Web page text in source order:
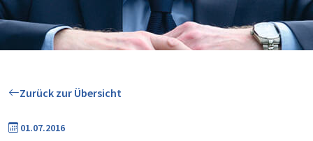
Zurück zur Übersicht
01.07.2016